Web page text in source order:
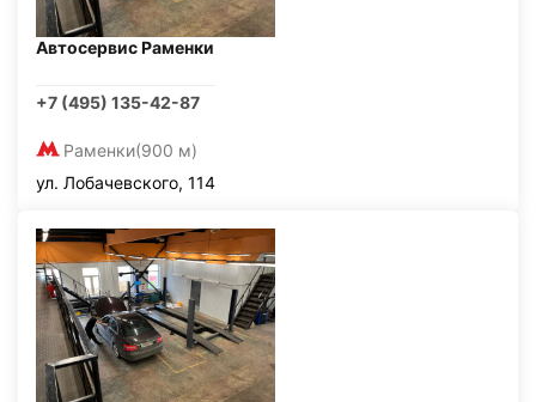
Автосервис Раменки
+7 (495) 135-42-87
Раменки(900 м)
ул. Лобачевского, 114